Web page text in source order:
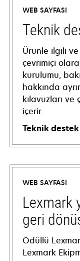
WEB SAYFASI
Teknik
Ürünle ilgili ve
çevrimiçi
kurulumu,
hakkında
kılavuzları ve
içerir.
Teknik destek
opens
in
new
tab
WEB SAYFASI
Lexmark
geri
Ödüllü
Lexmark